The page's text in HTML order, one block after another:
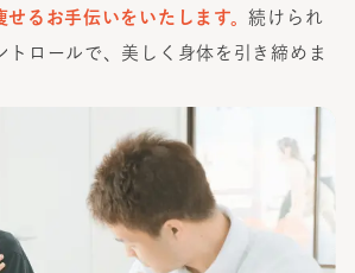
せるお手伝いをいたします。続けられ
トロールで、美しく身体を引き締めま